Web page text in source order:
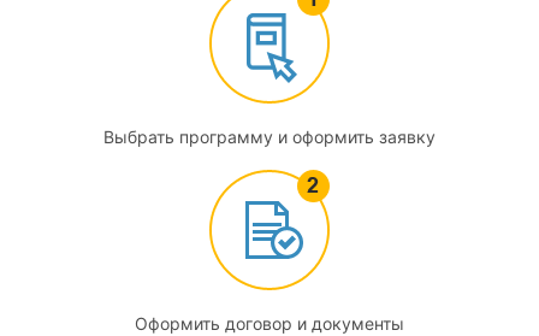
Выбрать программу и оформить заявку
Оформить договор и документы